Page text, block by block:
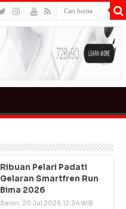
Ribuan Pelari Padati
Gelaran Smartfren Run
Bima 2026
Senin, 20 Jul 2026 12:34 WIB